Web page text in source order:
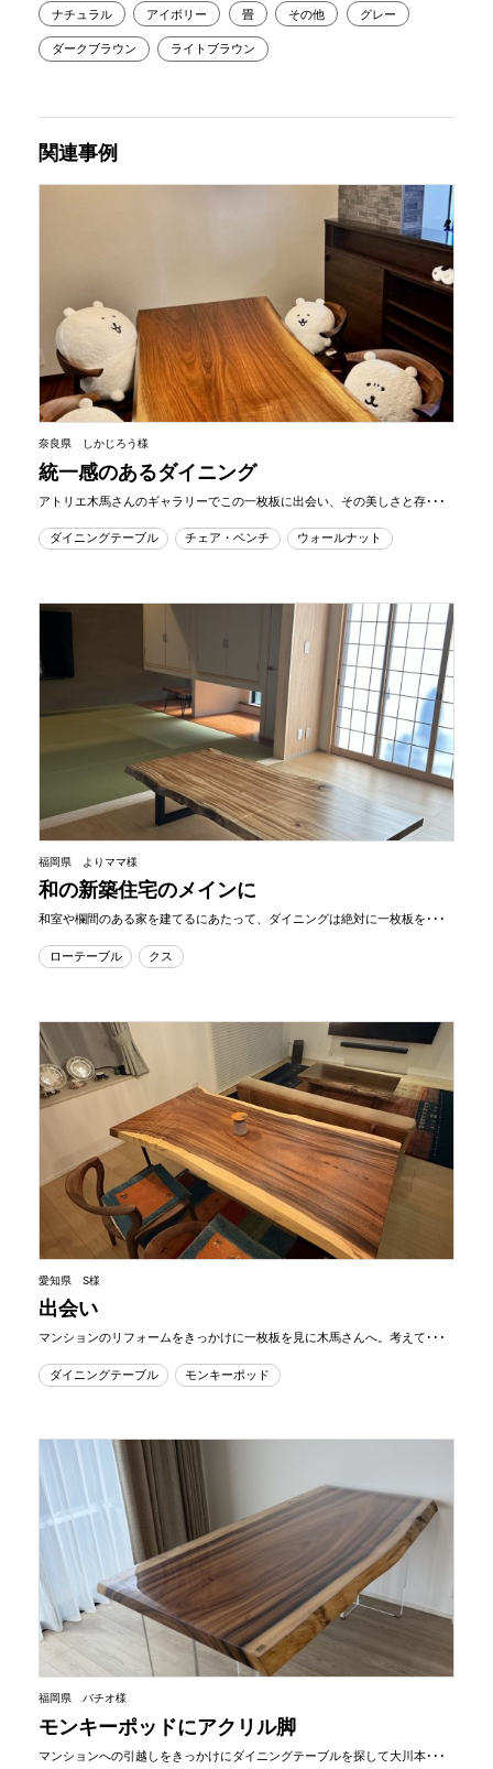
ナチュラル アイボリー 畳 その他 グレー
ダークブラウン ライトブラウン
関連事例
奈良県 しかじろう様
統一感のあるダイニング
アトリエ木馬さんのギャラリーでこの一枚板に出会い、その美しさと存･･･
ダイニングテーブル チェア・ベンチ ウォールナット
福岡県 よりママ様
和の新築住宅のメインに
和室や欄間のある家を建てるにあたって、ダイニングは絶対に一枚板を･･･
ローテーブル クス
愛知県 S様
出会い
マンションのリフォームをきっかけに一枚板を見に木馬さんへ。考えて･･･
ダイニングテーブル モンキーポッド
福岡県 バチオ様
モンキーポッドにアクリル脚
マンションへの引越しをきっかけにダイニングテーブルを探して大川本･･･